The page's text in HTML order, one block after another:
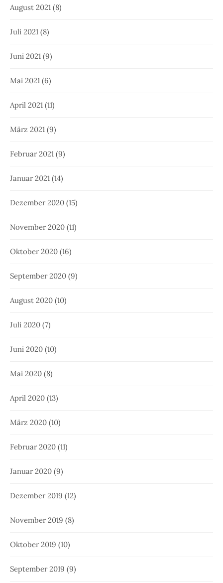
August 2021 (8)
Juli 2021 (8)
Juni 2021 (9)
Mai 2021 (6)
April 2021 (11)
März 2021 (9)
Februar 2021 (9)
Januar 2021 (14)
Dezember 2020 (15)
November 2020 (11)
Oktober 2020 (16)
September 2020 (9)
August 2020 (10)
Juli 2020 (7)
Juni 2020 (10)
Mai 2020 (8)
April 2020 (13)
März 2020 (10)
Februar 2020 (11)
Januar 2020 (9)
Dezember 2019 (12)
November 2019 (8)
Oktober 2019 (10)
September 2019 (9)